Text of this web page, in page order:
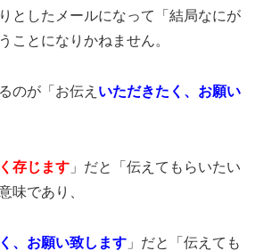
としたメールになって「結局なにが
ことになりかねません。
のが「お伝え いただきたく、お願い
存じます 」だと「伝えてもらいたい
味であり、
、お願い致します 」だと「伝えても